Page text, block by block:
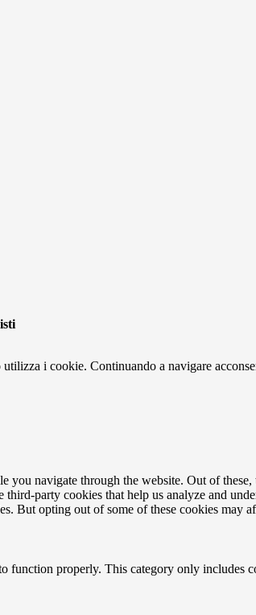
i cookie. Continuando a navigare
navigate through the website. Out of
party cookies that help us analyze and
But opting out of some of these cookies may
function properly. This category only